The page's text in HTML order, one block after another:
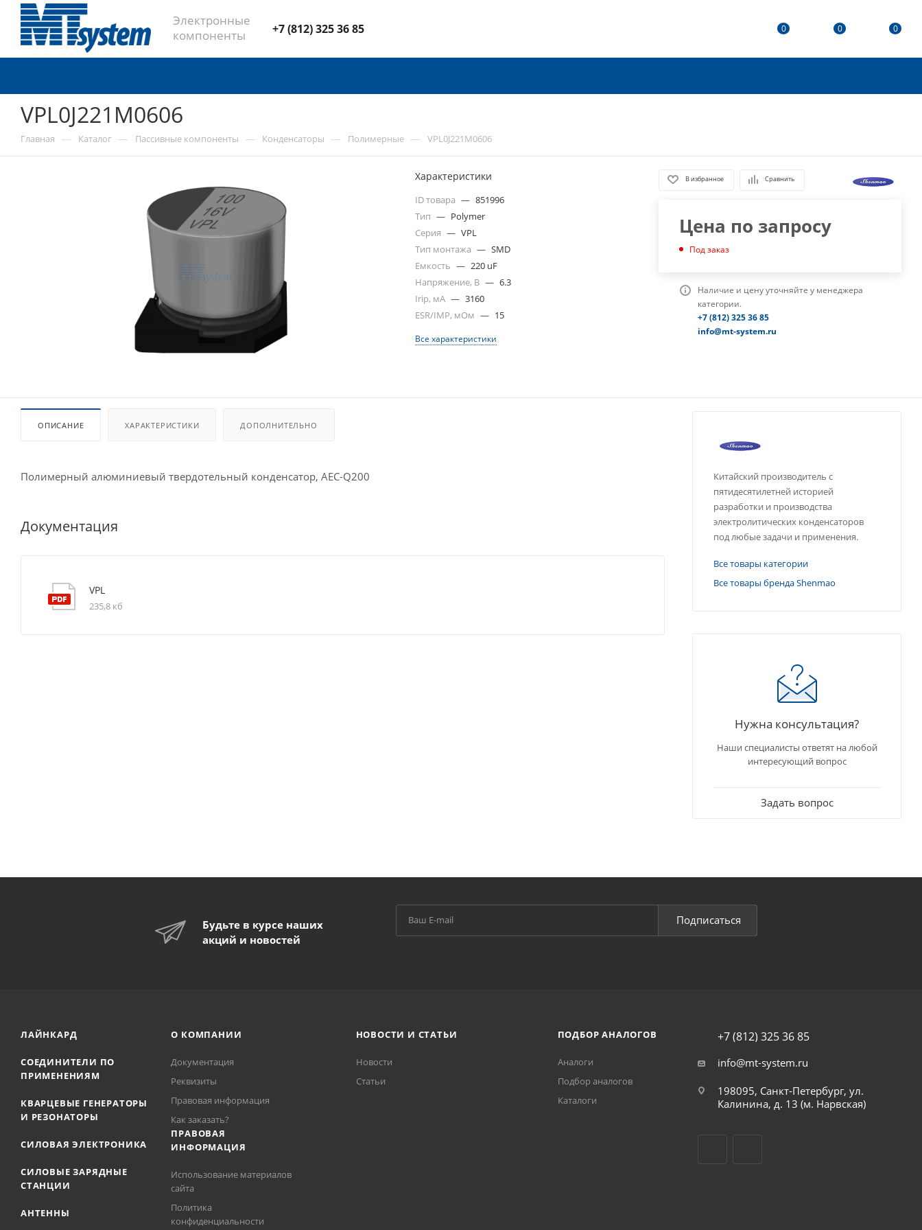
Электронные
компоненты
+7 (812) 325 36 85 0 0 0
VPL0J221M0606
Главная — Каталог — Пассивные компоненты — Конденсаторы — Полимерные — VPL0J221M0606
Характеристики
ID товара — 851996
Тип — Polymer
Серия — VPL
Тип монтажа — SMD
Емкость — 220 uF
Напряжение, В — 6.3
Irip, мА — 3160
ESR/IMP, мОм — 15
Все характеристики
В избранное Сравнить
Цена по запросу
Под заказ
Наличие и цену уточняйте у менеджера
категории.
+7 (812) 325 36 85
info@mt-system.ru
ОПИСАНИЕ ХАРАКТЕРИСТИКИ ДОПОЛНИТЕЛЬНО
Полимерный алюминиевый твердотельный конденсатор, AEC-Q200
Документация
VPL
235,8 кб
Китайский производитель с
пятидесятилетней историей
разработки и производства
электролитических конденсаторов
под любые задачи и применения.
Все товары категории
Все товары бренда Shenmao
Нужна консультация?
Наши специалисты ответят на любой
интересующий вопрос
Задать вопрос
Будьте в курсе наших
акций и новостей
Подписаться
ЛАЙНКАРД
СОЕДИНИТЕЛИ ПО
ПРИМЕНЕНИЯМ
КВАРЦЕВЫЕ ГЕНЕРАТОРЫ
И РЕЗОНАТОРЫ
СИЛОВАЯ ЭЛЕКТРОНИКА
СИЛОВЫЕ ЗАРЯДНЫЕ
СТАНЦИИ
АНТЕННЫ
О КОМПАНИИ
Документация
Реквизиты
Правовая информация
Как заказать?
ПРАВОВАЯ
ИНФОРМАЦИЯ
Использование материалов
сайта
Политика
конфиденциальности
НОВОСТИ И СТАТЬИ
Новости
Статьи
ПОДБОР АНАЛОГОВ
Аналоги
Подбор аналогов
Каталоги
+7 (812) 325 36 85
info@mt-system.ru
198095, Санкт-Петербург, ул.
Калинина, д. 13 (м. Нарвская)